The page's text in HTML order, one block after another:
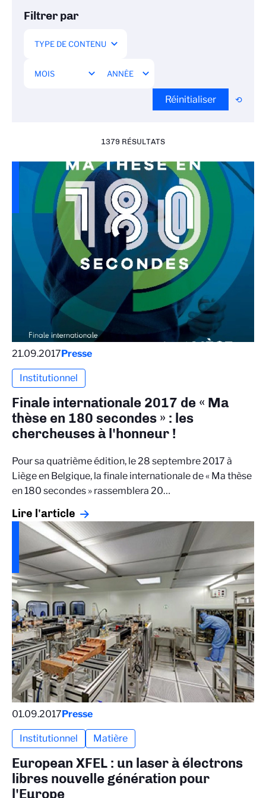
Filtrer par
Réinitialiser
1379 RÉSULTATS
21.09.2017Presse
Institutionnel
Finale internationale 2017 de « Ma
thèse en 180 secondes » : les
chercheuses à l'honneur !
Pour sa quatrième édition, le 28 septembre 2017 à
Liège en Belgique, la finale internationale de « Ma thèse
en 180 secondes » rassemblera 20…
Lire l'article
01.09.2017Presse
Institutionnel Matière
European XFEL : un laser à électrons
libres nouvelle génération pour
l'Europe